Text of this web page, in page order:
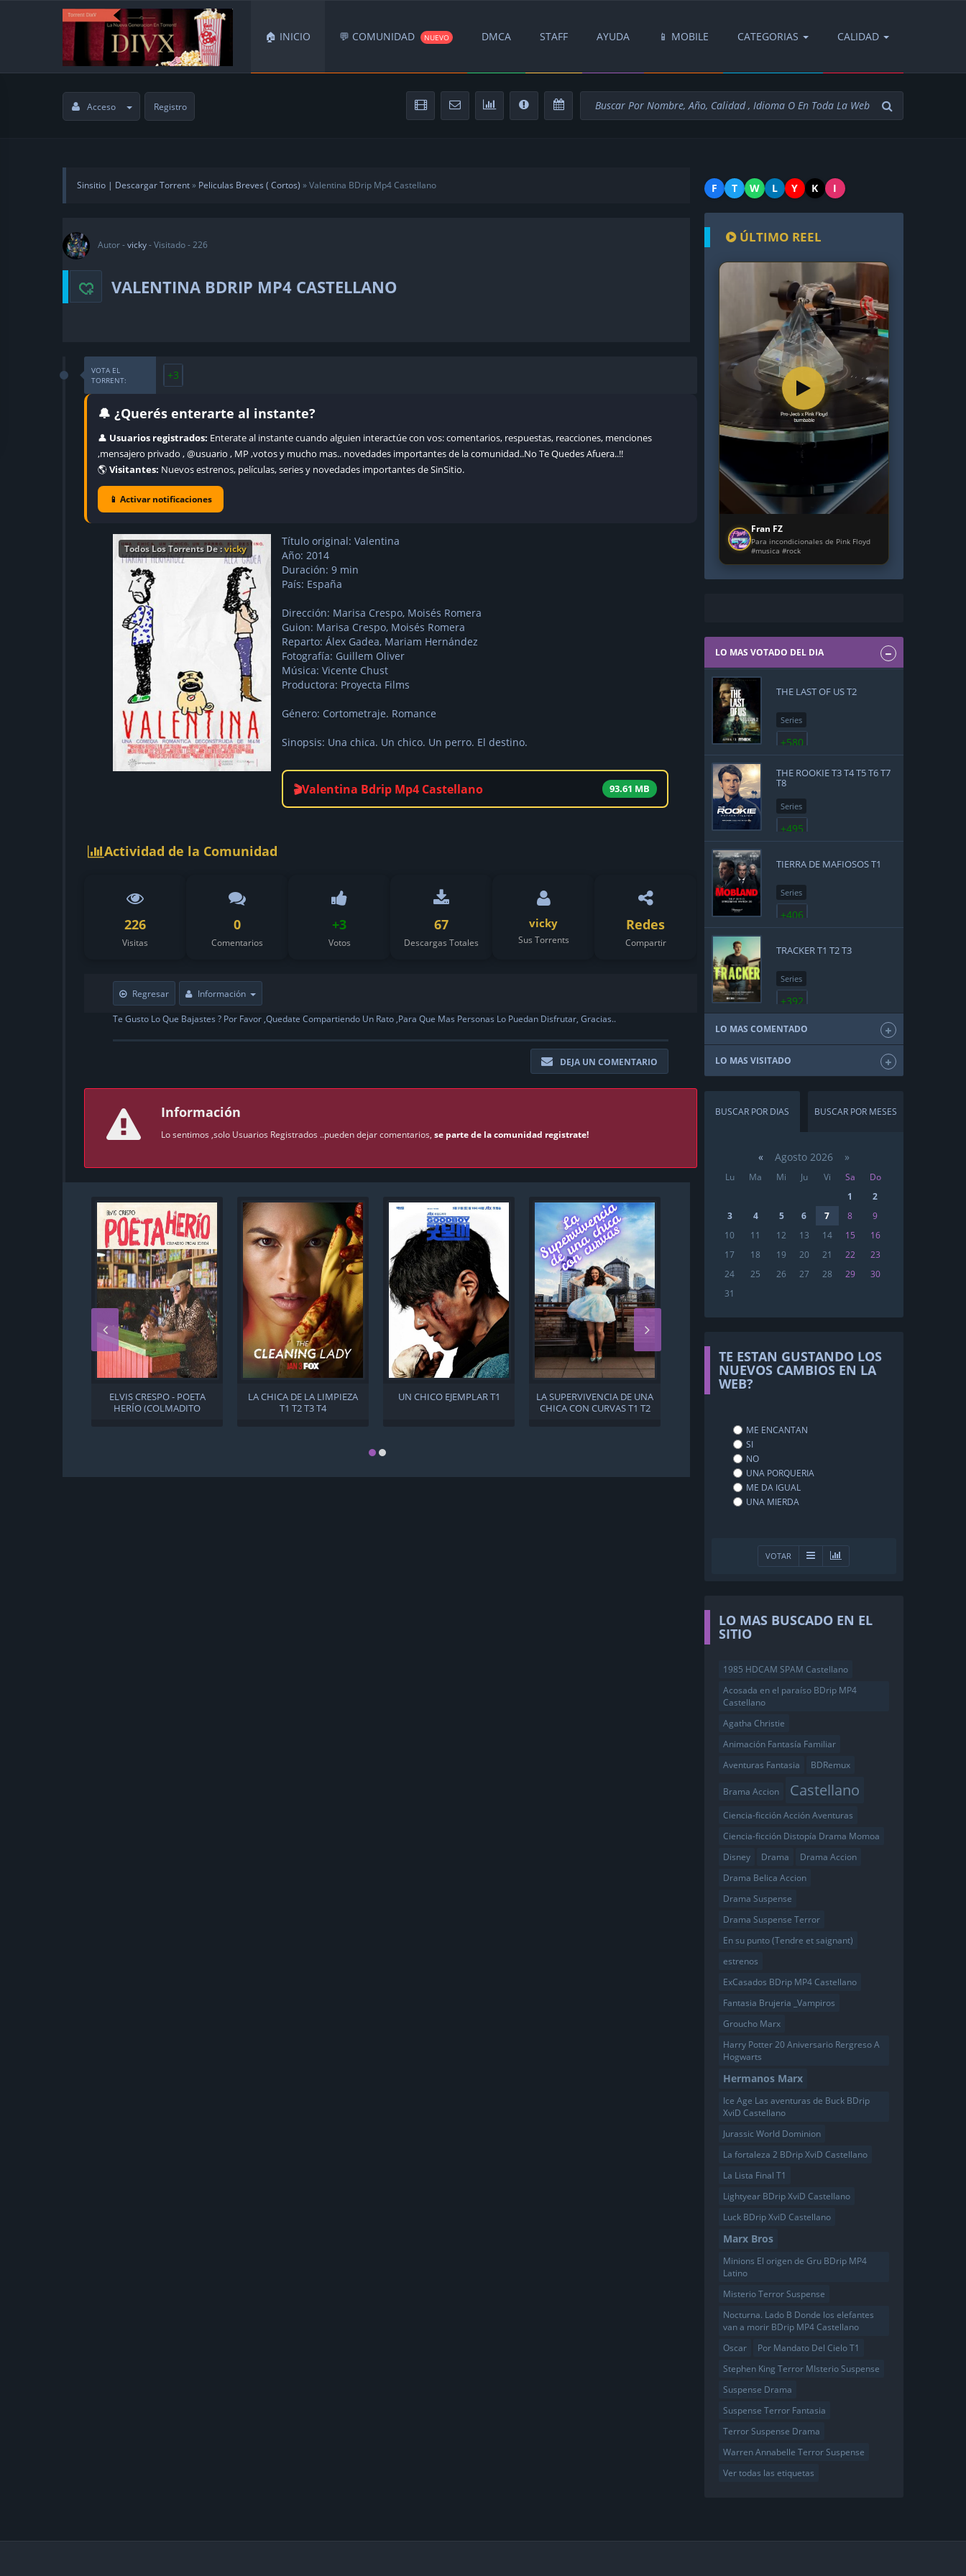
🏠 INICIO 💬 COMUNIDAD NUEVO DMCA STAFF AYUDA 📱 MOBILE CATEGORIAS CALIDAD
Acceso Registro
Sinsitio | Descargar Torrent» Peliculas Breves ( Cortos) » Valentina BDrip Mp4 Castellano
Autor -vicky- Visitado - 226
VALENTINA BDRIP MP4 CASTELLANO
VOTA EL
TORRENT:
+3
🔔 ¿Querés enterarte al instante?
👤 Usuarios registrados: Enterate al instante cuando alguien interactúe con vos: comentarios, respuestas, reacciones, menciones
,mensajero privado , @usuario , MP ,votos y mucho mas.. novedades importantes de la comunidad..No Te Quedes Afuera..!!
🌎Visitantes: Nuevos estrenos, películas, series y novedades importantes de SinSitio.
📱 Activar notificaciones
Todos Los Torrents De :vicky
Título original: Valentina
Año: 2014
Duración: 9 min
País: España
Dirección: Marisa Crespo, Moisés Romera
Guion: Marisa Crespo, Moisés Romera
Reparto: Álex Gadea, Mariam Hernández
Fotografía: Guillem Oliver
Música: Vicente Chust
Productora: Proyecta Films
Género: Cortometraje. Romance
Sinopsis: Una chica. Un chico. Un perro. El destino.
🎬Valentina Bdrip Mp4 Castellano 93.61 MB
Actividad de la Comunidad
226
Visitas
0
Comentarios
+3
Votos
67
Descargas Totales
vicky
Sus Torrents
Redes
Compartir
Regresar Información
Te Gusto Lo Que Bajastes ? Por Favor ,Quedate Compartiendo Un Rato ,Para Que Mas Personas Lo Puedan Disfrutar, Gracias..
DEJA UN COMENTARIO
Información
Lo sentimos ,solo Usuarios Registrados ..pueden dejar comentarios, se parte de la comunidad registrate!
ELVIS CRESPO - POETA
HERÍO (COLMADITO
LA CHICA DE LA LIMPIEZA
T1 T2 T3 T4
UN CHICO EJEMPLAR T1
LA SUPERVIVENCIA DE UNA
CHICA CON CURVAS T1 T2
EL DIRECTOR DE 'GOOD
Y EL SUPERPODER DE SU
PELÍCULA: "RODAMOS
OCHO SEGUNDOS DE
METRAJE AL DÍA DURANTE
TRES AÑOS"
F T W L Y K I
ÚLTIMO REEL
Fran FZ
Para incondicionales de Pink Floyd
#musica #rock
LO MAS VOTADO DEL DIA
THE LAST OF US T2
Series
+580
THE ROOKIE T3 T4 T5 T6 T7
T8
Series
+495
TIERRA DE MAFIOSOS T1
Series
+406
TRACKER T1 T2 T3
Series
+392
LO MAS COMENTADO
LO MAS VISITADO
BUSCAR POR DIAS BUSCAR POR MESES
«Agosto 2026 »
Lu Ma Mi Ju Vi Sa
Do
1
2
3
4 5 6 7 8
9
10
11 12 13 14 15
16
17
18 19 20 21 22
23
24
25 26 27 28 29
30
31
TE ESTAN GUSTANDO LOS
NUEVOS CAMBIOS EN LA
WEB?
ME ENCANTAN
SI
NO
UNA PORQUERIA
ME DA IGUAL
UNA MIERDA
VOTAR
LO MAS BUSCADO EN EL
SITIO
1985 HDCAM SPAM Castellano
Acosada en el paraíso BDrip MP4
Castellano
Agatha Christie
Animación Fantasía Familiar
Aventuras Fantasia
BDRemux
Brama Accion Castellano
Ciencia-ficción Acción Aventuras
Ciencia-ficción Distopía Drama Momoa
Disney
Drama
Drama Accion
Drama Belica Accion
Drama Suspense
Drama Suspense Terror
En su punto (Tendre et saignant)
estrenos
ExCasados BDrip MP4 Castellano
Fantasia Brujeria _Vampiros
Groucho Marx
Harry Potter 20 Aniversario Rergreso A
Hogwarts
Hermanos Marx
Ice Age Las aventuras de Buck BDrip
XviD Castellano
Jurassic World Dominion
La fortaleza 2 BDrip XviD Castellano
La Lista Final T1
Lightyear BDrip XviD Castellano
Luck BDrip XviD Castellano
Marx Bros
Minions El origen de Gru BDrip MP4
Latino
Misterio Terror Suspense
Nocturna. Lado B Donde los elefantes
van a morir BDrip MP4 Castellano
Oscar
Por Mandato Del Cielo T1
Stephen King Terror MIsterio Suspense
Suspense Drama
Suspense Terror Fantasia
Terror Suspense Drama
Warren Annabelle Terror Suspense
Ver todas las etiquetas